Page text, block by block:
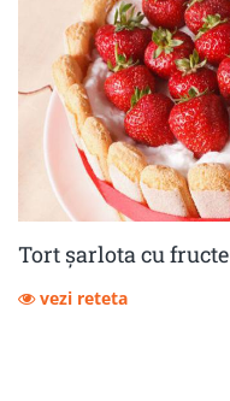
Tort șarlota cu fructe
vezi reteta